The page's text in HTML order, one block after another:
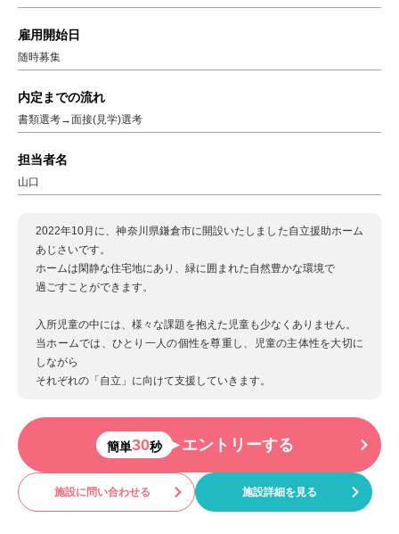
雇用開始日
随時募集
内定までの流れ
書類選考→面接(見学)選考
担当者名
山口
2022年10月に、神奈川県鎌倉市に開設いたしました自立援助ホーム
あじさいです。
ホームは閑静な住宅地にあり、緑に囲まれた自然豊かな環境で
過ごすことができます。
入所児童の中には、様々な課題を抱えた児童も少なくありません。
当ホームでは、ひとり一人の個性を尊重し、児童の主体性を大切に
しながら
それぞれの「自立」に向けて支援していきます。
簡単30秒 エントリーする
施設に問い合わせる 施設詳細を見る